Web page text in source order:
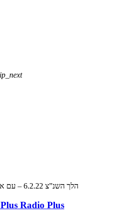
הלך השנ”צ 6.2.22 – עם אריק טלמור
Radio Plus